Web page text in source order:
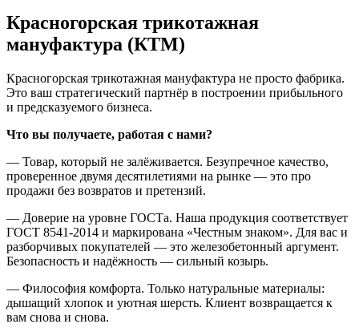
Красногорская трикотажная
мануфактура (КТМ)
Красногорская трикотажная мануфактура не просто фабрика.
Это ваш стратегический партнёр в построении прибыльного
и предсказуемого бизнеса.
Что вы получаете, работая с нами?
— Товар, который не залёживается. Безупречное качество,
проверенное двумя десятилетиями на рынке — это про
продажи без возвратов и претензий.
— Доверие на уровне ГОСТа. Наша продукция соответствует
ГОСТ 8541-2014 и маркирована «Честным знаком». Для вас и
разборчивых покупателей — это железобетонный аргумент.
Безопасность и надёжность — сильный козырь.
— Философия комфорта. Только натуральные материалы:
дышащий хлопок и уютная шерсть. Клиент возвращается к
вам снова и снова.